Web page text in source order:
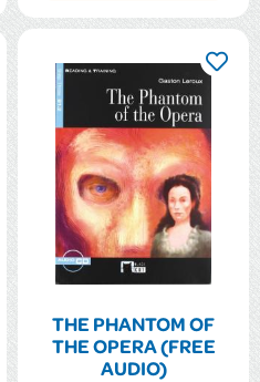
THE PHANTOM OF
THE OPERA (FREE
AUDIO)